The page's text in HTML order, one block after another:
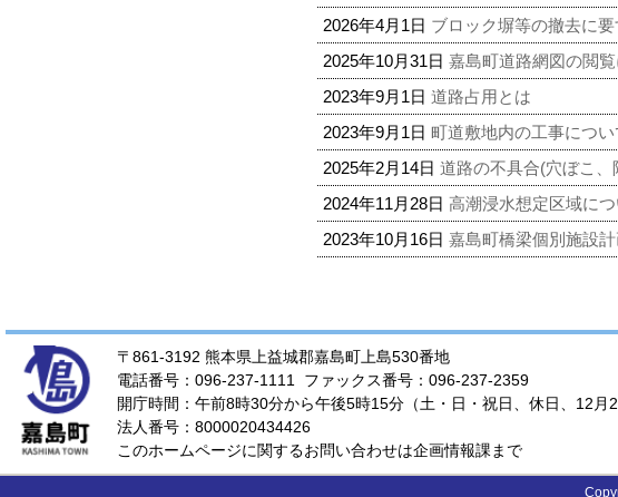
2026年4月1日 ブロック塀等の撤去に
2025年10月31日 嘉島町道路網図の閲
2023年9月1日 道路占用とは
2023年9月1日 町道敷地内の工事につ
2025年2月14日 道路の不具合(穴ぼこ、
2024年11月28日 高潮浸水想定区域につ
2023年10月16日 嘉島町橋梁個別施設
〒861-3192 熊本県上益城郡嘉島町上島530番地
電話番号：096-237-1111 ファックス番号：096-237-2359
開庁時間：午前8時30分から午後5時15分（土・日・祝日、休日、12月
法人番号：8000020434426
このホームページに関するお問い合わせは企画情報課まで